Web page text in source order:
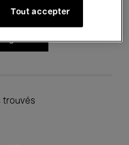
guidées
trouvés
Tout accepter